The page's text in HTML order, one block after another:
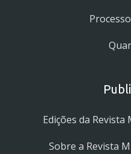
Edições da Revista
Sobre a Revista